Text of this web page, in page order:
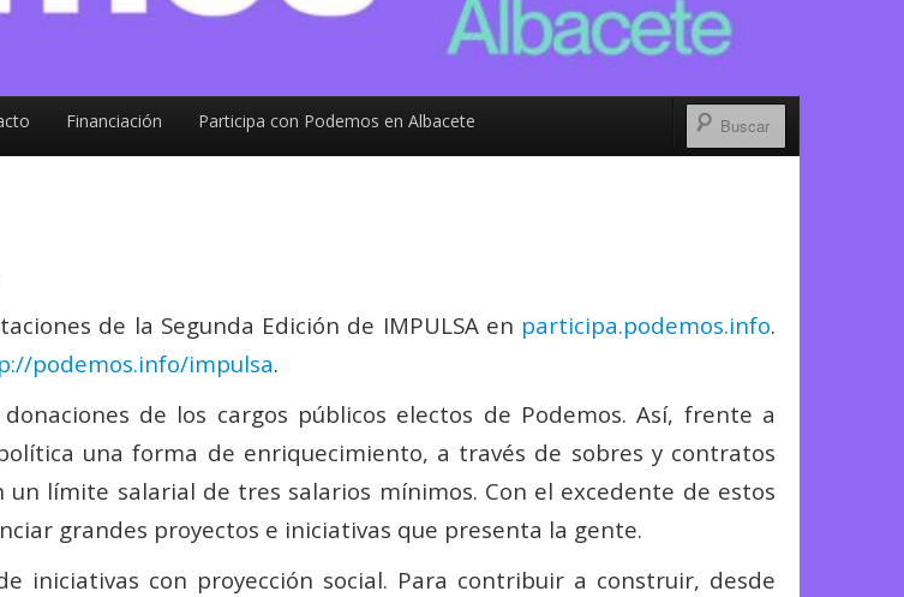
Financiación Participa con Podemos en Albacete
de la Segunda Edición de IMPULSA en participa.podemos.info.
podemos.info/impulsa.
de los cargos públicos electos de Podemos. Así, frente a
una forma de enriquecimiento, a través de sobres y contratos
límite salarial de tres salarios mínimos. Con el excedente de estos
grandes proyectos e iniciativas que presenta la gente.
iniciativas con proyección social. Para contribuir a construir, desde